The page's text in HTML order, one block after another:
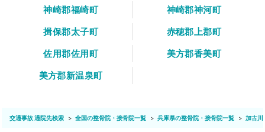
神崎郡福崎町
神崎郡神河町
揖保郡太子町
赤穂郡上郡町
佐用郡佐用町
美方郡香美町
美方郡新温泉町
交通事故 通院先検索 全国の整骨院・接骨院一覧 兵庫県の整骨院・接骨院一覧 加古川